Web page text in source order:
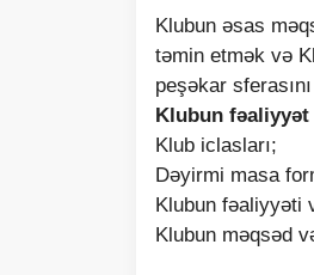
Klubun əsas
təmin etmək və
peşəkar
Klubun fəaliyyət
Klub iclasları;
Dəyirmi masa
Klubun fəaliyyəti
Klubun məqsəd